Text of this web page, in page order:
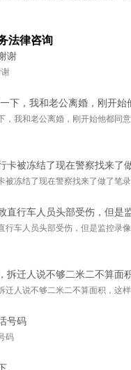
法律咨询
谢
下，我和老公离婚，刚开始
，我和老公离婚，刚开始他都同
卡被冻结了现在警察找来了
冻结了现在警察找来了做了笔
直行车人员头部受伤，但是
行车人员头部受伤，但是监控录
拆迁人说不够二米二不算面
迁人说不够二米二不算面积，这
号码
码